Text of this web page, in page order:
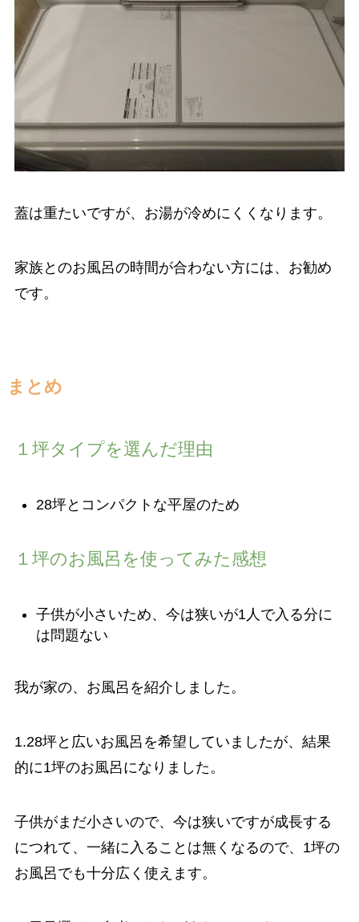
蓋は重たいですが、お湯が冷めにくくなります。
家族とのお風呂の時間が合わない方には、お勧め
です。
まとめ
１坪タイプを選んだ理由
28坪とコンパクトな平屋のため
１坪のお風呂を使ってみた感想
子供が小さいため、今は狭いが1人で入る分に
は問題ない
我が家の、お風呂を紹介しました。
1.28坪と広いお風呂を希望していましたが、結果
的に1坪のお風呂になりました。
子供がまだ小さいので、今は狭いですが成長する
につれて、一緒に入ることは無くなるので、1坪の
お風呂でも十分広く使えます。